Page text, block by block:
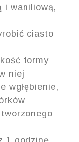
i waniliową,
bić ciasto
formy
niej .
wgłębienie,
1 godzinę